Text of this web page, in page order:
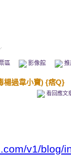
區 影像館
楊過韋小寶) {痞Q}
看回應文
v1/blog/